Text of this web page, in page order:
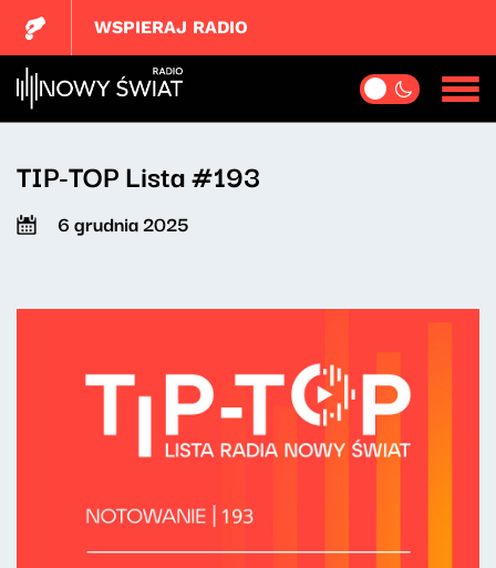
WSPIERAJ RADIO
TIP-TOP Lista #193
6 grudnia 2025